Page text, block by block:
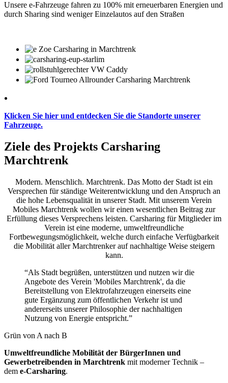
Unsere e-Fahrzeuge fahren zu 100% mit erneuerbaren Energien und
durch Sharing sind weniger Einzelautos auf den Straßen
Klicken Sie hier und entdecken Sie die Standorte unserer
Fahrzeuge.
Ziele des Projekts Carsharing
Marchtrenk
Modern. Menschlich. Marchtrenk. Das Motto der Stadt ist ein
Versprechen für ständige Weiterentwicklung und den Anspruch an
die hohe Lebensqualität in unserer Stadt. Mit unserem Verein
Mobiles Marchtrenk wollen wir einen wesentlichen Beitrag zur
Erfüllung dieses Versprechens leisten. Carsharing für Mitglieder im
Verein ist eine moderne, umweltfreundliche
Fortbewegungsmöglichkeit, welche durch einfache Verfügbarkeit
die Mobilität aller Marchtrenker auf nachhaltige Weise steigern
kann.
“Als Stadt begrüßen, unterstützen und nutzen wir die
Angebote des Verein 'Mobiles Marchtrenk', da die
Bereitstellung von Elektrofahrzeugen einerseits eine
gute Ergänzung zum öffentlichen Verkehr ist und
andererseits unserer Philosophie der nachhaltigen
Nutzung von Energie entspricht.”
Grün von A nach B
Umweltfreundliche Mobilität der BürgerInnen und
Gewerbetreibenden in Marchtrenk mit moderner Technik –
dem e-Carsharing.